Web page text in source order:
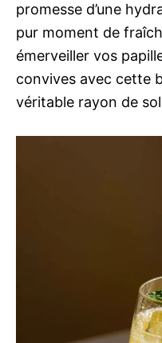
promesse d’une
pur moment de
émerveiller vos
convives avec cette
véritable rayon de